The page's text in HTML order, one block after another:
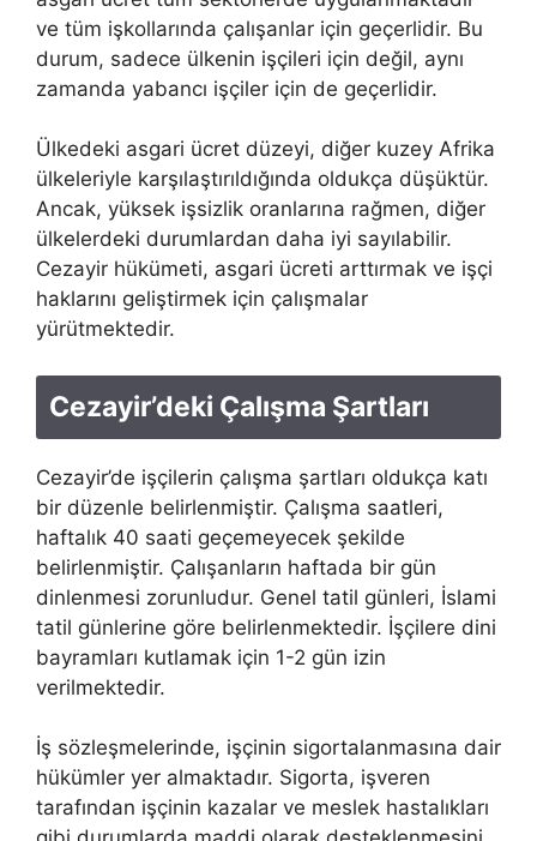
ve tüm işkollarında çalışanlar için geçerlidir. Bu
durum, sadece ülkenin işçileri için değil, aynı
zamanda yabancı işçiler için de geçerlidir.
Ülkedeki asgari ücret düzeyi, diğer kuzey Afrika
ülkeleriyle karşılaştırıldığında oldukça düşüktür.
Ancak, yüksek işsizlik oranlarına rağmen, diğer
ülkelerdeki durumlardan daha iyi sayılabilir.
Cezayir hükümeti, asgari ücreti arttırmak ve işçi
haklarını geliştirmek için çalışmalar
yürütmektedir.
Cezayir’deki Çalışma Şartları
Cezayir’de işçilerin çalışma şartları oldukça katı
bir düzenle belirlenmiştir. Çalışma saatleri,
haftalık 40 saati geçemeyecek şekilde
belirlenmiştir. Çalışanların haftada bir gün
dinlenmesi zorunludur. Genel tatil günleri, İslami
tatil günlerine göre belirlenmektedir. İşçilere dini
bayramları kutlamak için 1-2 gün izin
verilmektedir.
İş sözleşmelerinde, işçinin sigortalanmasına dair
hükümler yer almaktadır. Sigorta, işveren
tarafından işçinin kazalar ve meslek hastalıkları